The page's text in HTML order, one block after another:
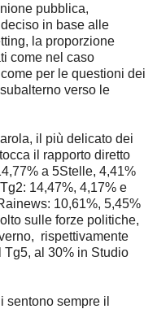
pubblica,
in base alle
la proporzione
come nel caso
per le questioni dei
verso le
il più delicato dei
il rapporto diretto
a 5Stelle, 4,41%
14,47%, 4,17% e
10,61%, 5,45%
sulle forze politiche,
rispettivamente
Tg5, al 30% in Studio
sempre il